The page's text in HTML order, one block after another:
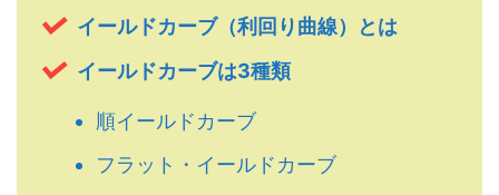
イールドカーブ（利回り曲線）とは
イールドカーブは3種類
順イールドカーブ
フラット・イールドカーブ